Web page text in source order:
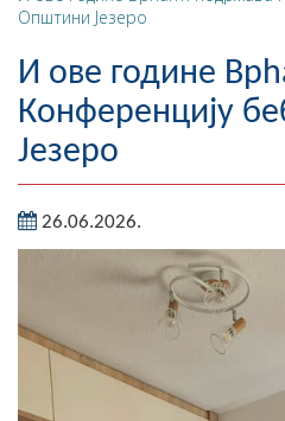
Историја
Географија
Насељена мјеста
Занимљивости
Фотогалерија
О Начелнику
Замјеник начелника
Општини Језеро
И ове године
Конференцију
Језеро
26.06.2026.